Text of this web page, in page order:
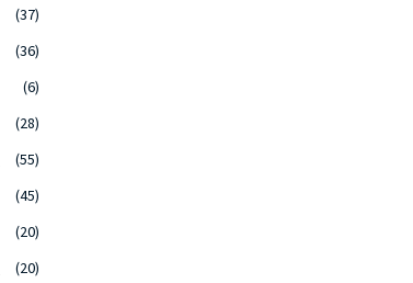
(37)
(36)
(6)
(28)
(55)
(45)
(20)
(20)